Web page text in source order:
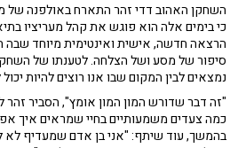
כי בימים אלה הוא פוגש את קהל מעריציו
הרצאה חדשה, אישית ואינטימית מיוחד שבה
סיפור של מסע ושל הצלחה. לטענתו של
נמצאים לבין המקום שבו אנו רוצים להיות
"זה דבר שדורש המון המון אומץ", הסביר זהר
כמה צעדים משמעותיים בחיי שמראים איך
בהמשך, עוד שיתף: "אני בן אדם שמעדיף לא